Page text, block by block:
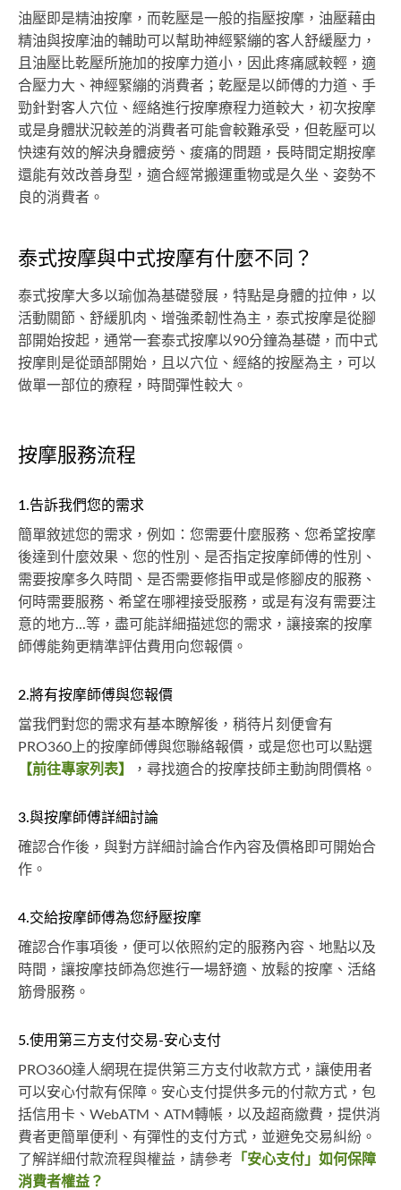
油壓即是精油按摩，而乾壓是一般的指壓按摩，油壓藉由
精油與按摩油的輔助可以幫助神經緊繃的客人舒緩壓力，
且油壓比乾壓所施加的按摩力道小，因此疼痛感較輕，適
合壓力大、神經緊繃的消費者；乾壓是以師傅的力道、手
勁針對客人穴位、經絡進行按摩療程力道較大，初次按摩
或是身體狀況較差的消費者可能會較難承受，但乾壓可以
快速有效的解決身體疲勞、痠痛的問題，長時間定期按摩
還能有效改善身型，適合經常搬運重物或是久坐、姿勢不
良的消費者。
泰式按摩與中式按摩有什麼不同？
泰式按摩大多以瑜伽為基礎發展，特點是身體的拉伸，以
活動關節、舒緩肌肉、增強柔韌性為主，泰式按摩是從腳
部開始按起，通常一套泰式按摩以90分鐘為基礎，而中式
按摩則是從頭部開始，且以穴位、經絡的按壓為主，可以
做單一部位的療程，時間彈性較大。
按摩服務流程
1.告訴我們您的需求
簡單敘述您的需求，例如：您需要什麼服務、您希望按摩
後達到什麼效果、您的性別、是否指定按摩師傅的性別、
需要按摩多久時間、是否需要修指甲或是修腳皮的服務、
何時需要服務、希望在哪裡接受服務，或是有沒有需要注
意的地方...等，盡可能詳細描述您的需求，讓接案的按摩
師傅能夠更精準評估費用向您報價。
2.將有按摩師傅與您報價
當我們對您的需求有基本瞭解後，稍待片刻便會有
PRO360上的按摩師傅與您聯絡報價，或是您也可以點選
【前往專家列表】
，尋找適合的按摩技師主動詢問價格。
3.與按摩師傅詳細討論
確認合作後，與對方詳細討論合作內容及價格即可開始合
作。
4.交給按摩師傅為您紓壓按摩
確認合作事項後，便可以依照約定的服務內容、地點以及
時間，讓按摩技師為您進行一場舒適、放鬆的按摩、活絡
筋骨服務。
5.使用第三方支付交易-安心支付
PRO360達人網現在提供第三方支付收款方式，讓使用者
可以安心付款有保障。安心支付提供多元的付款方式，包
括信用卡、WebATM、ATM轉帳，以及超商繳費，提供消
費者更簡單便利、有彈性的支付方式，並避免交易糾紛。
了解詳細付款流程與權益，請參考 「安心支付」如何保障
消費者權益？